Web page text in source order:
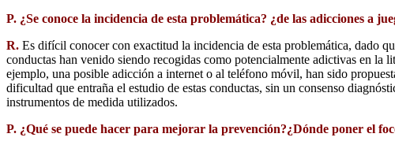
P. ¿Se conoce la incidencia de esta problemática? ¿de las adicciones a
R. Es difícil conocer con exactitud la incidencia de esta problemática, dado
conductas han venido siendo recogidas como potencialmente adictivas en la
ejemplo, una posible adicción a internet o al teléfono móvil, han sido
dificultad que entraña el estudio de estas conductas, sin un consenso
instrumentos de medida utilizados.
P. ¿Qué se puede hacer para mejorar la prevención?¿Dónde poner el